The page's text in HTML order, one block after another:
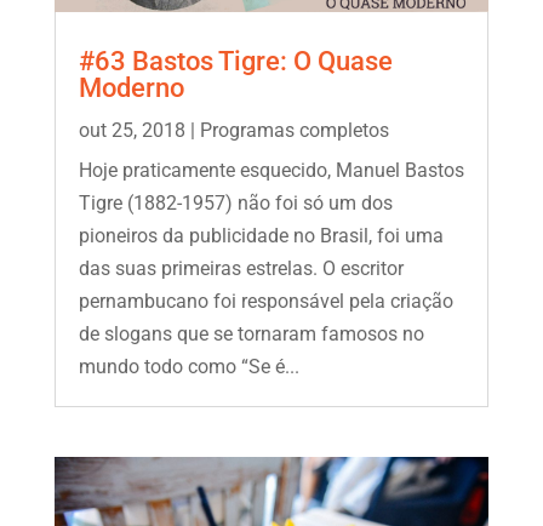
#63 Bastos Tigre: O Quase
Moderno
out 25, 2018 | Programas completos
Hoje praticamente esquecido, Manuel Bastos
Tigre (1882-1957) não foi só um dos
pioneiros da publicidade no Brasil, foi uma
das suas primeiras estrelas. O escritor
pernambucano foi responsável pela criação
de slogans que se tornaram famosos no
mundo todo como “Se é...